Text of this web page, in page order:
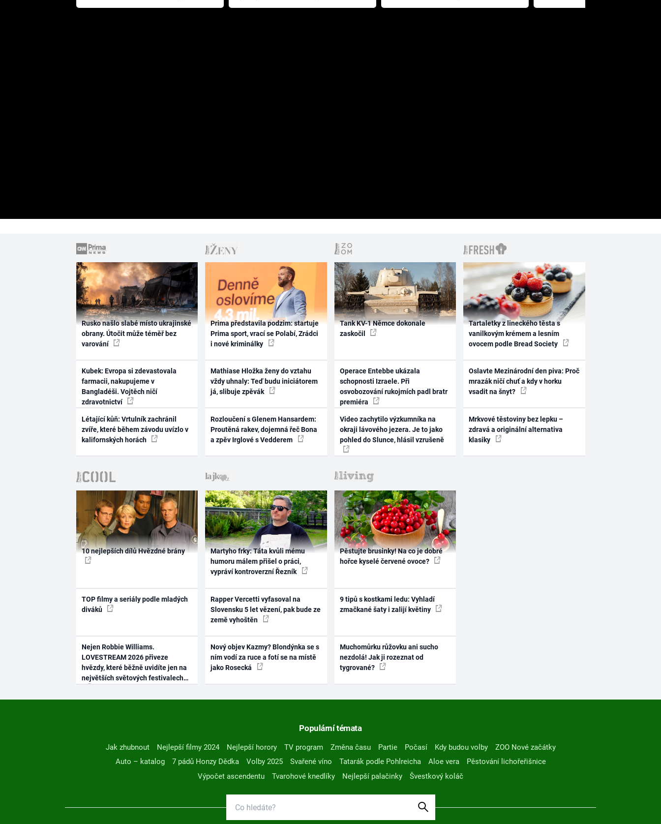
Pottera přišla s ráznou
přichází s neodolatelnou
Ameriky
jediné katastrofě prodělal 200
Rusko našlo slabé místo ukrajinské
obrany. Útočit může téměř bez
varování
Kubek: Evropa si zdevastovala
farmacii, nakupujeme v
Bangladéši. Vojtěch ničí
zdravotnictví
Létající kůň: Vrtulník zachránil
zvíře, které během závodu uvízlo v
kalifornských horách
Prima představila podzim: startuje
Prima sport, vrací se Polabí, Zrádci
i nové kriminálky
Mathiase Hložka ženy do vztahu
vždy uhnaly: Teď budu iniciátorem
já, slibuje zpěvák
Rozloučení s Glenem Hansardem:
Proutěná rakev, dojemná řeč Bona
a zpěv Irglové s Vedderem
Tank KV-1 Němce dokonale
zaskočil
Operace Entebbe ukázala
schopnosti Izraele. Při
osvobozování rukojmích padl bratr
premiéra
Video zachytilo výzkumníka na
okraji lávového jezera. Je to jako
pohled do Slunce, hlásil vzrušeně
Tartaletky z lineckého těsta s
vanilkovým krémem a lesním
ovocem podle Bread Society
Oslavte Mezinárodní den piva: Proč
mrazák ničí chuť a kdy v horku
vsadit na šnyt?
Mrkvové těstoviny bez lepku –
zdravá a originální alternativa
klasiky
10 nejlepších dílů Hvězdné brány
TOP filmy a seriály podle mladých
diváků
Nejen Robbie Williams.
LOVESTREAM 2026 přiveze
hvězdy, které běžně uvidíte jen na
největších světových festivalech
Martyho frky: Táta kvůli mému
humoru málem přišel o práci,
vypráví kontroverzní Řezník
Rapper Vercetti vyfasoval na
Slovensku 5 let vězení, pak bude ze
země vyhoštěn
Nový objev Kazmy? Blondýnka se s
ním vodí za ruce a fotí se na místě
jako Rosecká
Pěstujte brusinky! Na co je dobré
hořce kyselé červené ovoce?
9 tipů s kostkami ledu: Vyhladí
zmačkané šaty i zalijí květiny
Muchomůrku růžovku ani sucho
nezdolá! Jak ji rozeznat od
tygrované?
Populární témata
Jak zhubnout Nejlepší filmy 2024 Nejlepší horory TV program Změna času Partie Počasí Kdy budou volby
ZOO Nové začátky
Auto – katalog
7 pádů Honzy Dědka Volby 2025 Svařené víno Tatarák podle Pohlreicha Aloe vera
Pěstování lichořeřišnice
Výpočet ascendentu
Tvarohové knedlíky Nejlepší palačinky Švestkový koláč